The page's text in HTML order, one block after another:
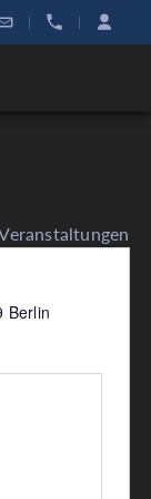
| |
Berlin